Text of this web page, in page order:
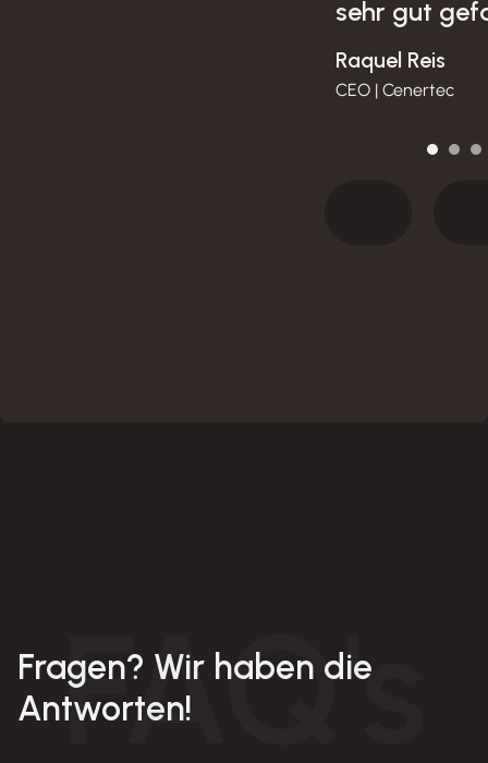
sehr gut
Raquel Reis
CEO | Cenertec
Fragen? Wir haben die
Antworten!